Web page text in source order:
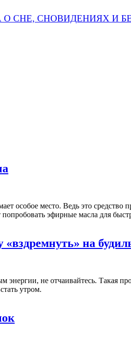
особое место. Ведь это
эфирные масла для
на
энергии, не отчаивайтесь. Такая
утром.